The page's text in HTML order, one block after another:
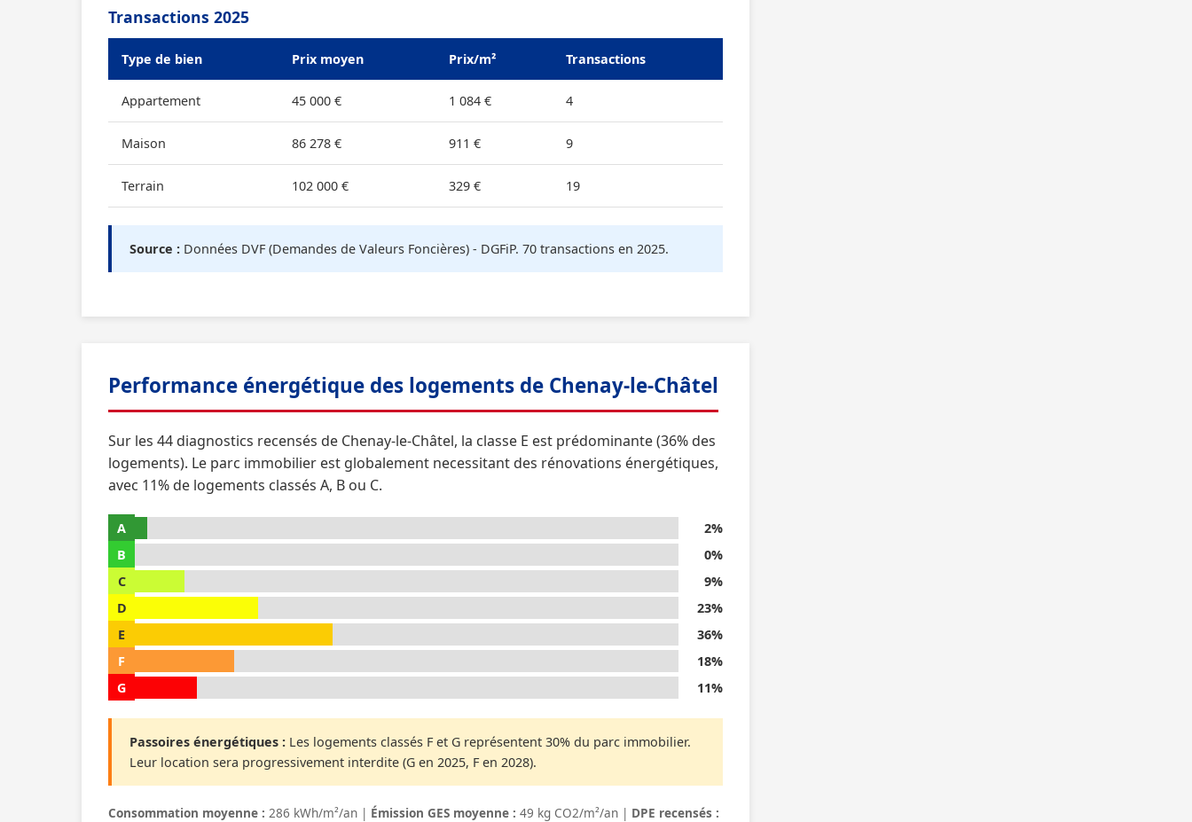
Transactions 2025
Type de bien Prix moyen Prix/m² Transactions
Appartement 45 000 € 1 084 € 4
Maison 86 278 € 911 € 9
Terrain 102 000 € 329 € 19
Source : Données DVF (Demandes de Valeurs Foncières) - DGFiP. 70 transactions en 2025.
Performance énergétique des logements de Chenay-le-Châtel
Sur les 44 diagnostics recensés de Chenay-le-Châtel, la classe E est prédominante (36% des
logements). Le parc immobilier est globalement necessitant des rénovations énergétiques,
avec 11% de logements classés A, B ou C.
A
2%
B
0%
C
9%
D
23%
E
36%
F
18%
G
11%
Passoires énergétiques : Les logements classés F et G représentent 30% du parc immobilier.
Leur location sera progressivement interdite (G en 2025, F en 2028).
Consommation moyenne : 286 kWh/m²/an | Émission GES moyenne : 49 kg CO2/m²/an | DPE recensés :